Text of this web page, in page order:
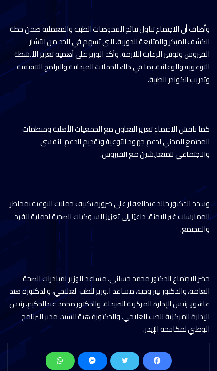
وأضاف أن الاجتماع تناول نتائج الفحوصات الطبية والمعملية ضمن خطة
الكشف المبكر والمتابعة الدورية، التي تسهم في الحد من انتشار
الفيروس وتوفير الرعاية اللازمة. وأكد الوزير على أهمية تعزيز الأنشطة
التوعوية والوقائية، بما في ذلك الحملات الميدانية والبرامج التثقيفية
وتدريب الكوادر الطبية.
كما ناقش الاجتماع تعزيز التعاون مع الجمعيات الأهلية ومنظمات
المجتمع المدني لدعم جهود التوعية وتقديم الدعم النفسي
والاجتماعي للمتعايشين مع الفيروس.
وشدد الدكتور خالد عبدالغفار على ضرورة تكثيف حملات التوعية بمخاطر
الممارسات غير الآمنة، داعيًا إلى تعزيز السلوكيات الصحية لحماية الفرد
والمجتمع.
حضر الاجتماع الدكتور محمد حساني، مساعد الوزير لمبادرات الصحة
العامة، والدكتور بيتر وجيه، مساعد الوزير للطب العلاجي، والدكتورة هند
عاشور، رئيس الإدارة المركزية للصيدلة، والدكتور محمد عبدالحكيم، رئيس
الإدارة المركزية للطب العلاجي، والدكتورة هبة السيد، مدير البرنامج
الوطني لمكافحة الإيدز.